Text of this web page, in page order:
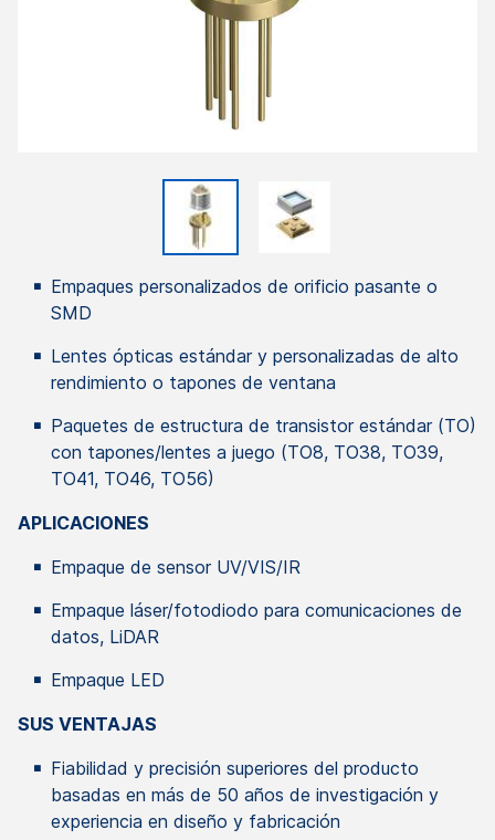
Empaques personalizados de orificio pasante o
SMD
Lentes ópticas estándar y personalizadas de alto
rendimiento o tapones de ventana
Paquetes de estructura de transistor estándar (TO)
con tapones/lentes a juego (TO8, TO38, TO39,
TO41, TO46, TO56)
APLICACIONES
Empaque de sensor UV/VIS/IR
Empaque láser/fotodiodo para comunicaciones de
datos, LiDAR
Empaque LED
SUS VENTAJAS
Fiabilidad y precisión superiores del producto
basadas en más de 50 años de investigación y
experiencia en diseño y fabricación